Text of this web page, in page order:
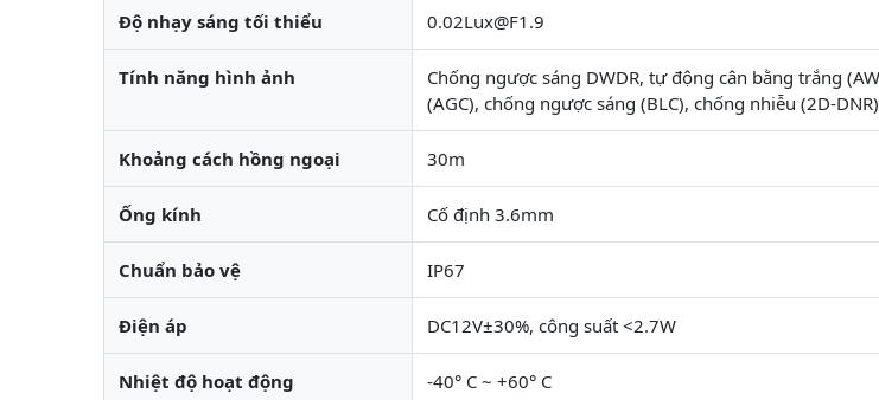
Độ nhạy sáng tối thiểu 0.02Lux@F1.9
Tính năng hình ảnh
Chống ngược sáng DWDR, tự động cân bằng trắng
(AGC), chống ngược sáng (BLC), chống nhiễu (2D-DNR)
Khoảng cách hồng ngoại 30m
Ống kính Cố định 3.6mm
Chuẩn bảo vệ IP67
Điện áp DC12V±30%, công suất <2.7W
Nhiệt độ hoạt động -40° C ~ +60° C